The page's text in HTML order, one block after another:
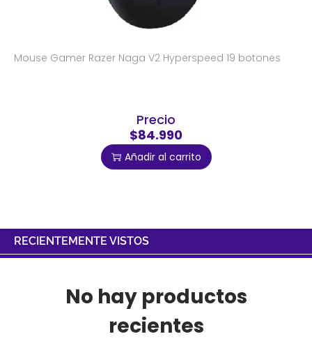
Mouse Gamer Razer Naga V2 Hyperspeed 19 botones
Precio
$84.990
Añadir al carrito
RECIENTEMENTE VISTOS
No hay productos
recientes